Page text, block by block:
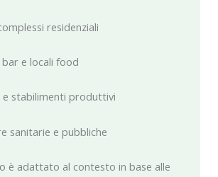
residenziali
e locali food
e stabilimenti produttivi
sanitarie e pubbliche
è adattato al contesto in base alle